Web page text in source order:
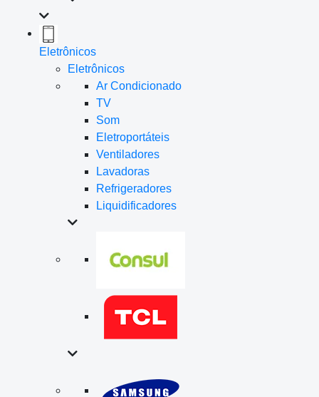
Eletrônicos
Eletrônicos
Ar Condicionado
TV
Som
Eletroportáteis
Ventiladores
Lavadoras
Refrigeradores
Liquidificadores